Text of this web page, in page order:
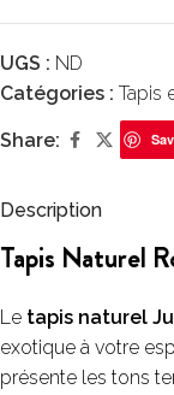
UGS : ND
Catégories : Tapis
Share:
Description
Tapis Naturel
Le tapis naturel
exotique à votre
présente les tons